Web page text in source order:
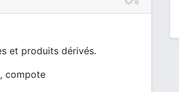
et produits dérivés.
compote